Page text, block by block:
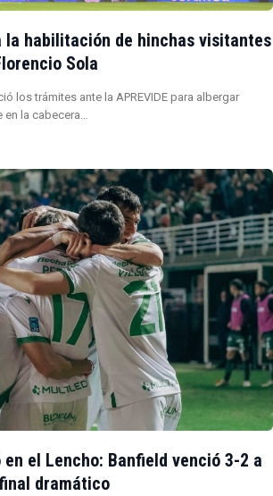
la habilitación de hinchas visitantes
Sola
los trámites ante la APREVIDE para albergar
la cabecera…
el Lencho: Banfield venció 3-2 a
dramático